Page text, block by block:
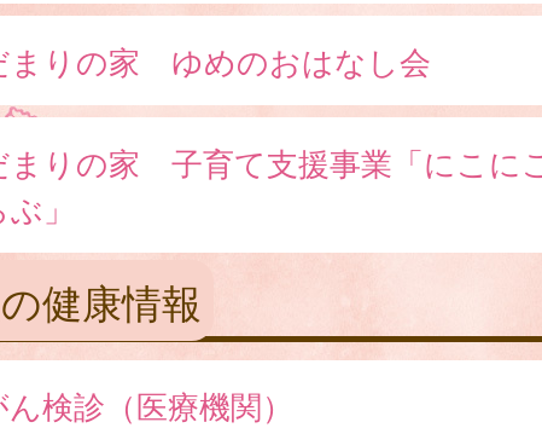
まりの家 ゆめのおはなし会
まりの家 子育て支援事業「にこに
」
健康情報
検診（医療機関）